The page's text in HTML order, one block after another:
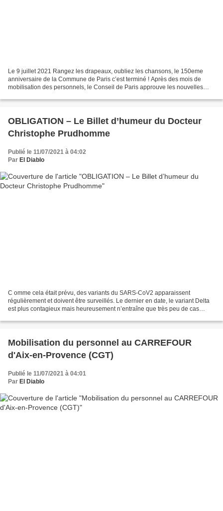
Le 9 juillet 2021 Rangez les drapeaux, oubliez les chansons, le 150eme
anniversaire de la Commune de Paris c’est terminé ! Après des mois de
mobilisation des personnels, le Conseil de Paris approuve les nouvelles
OBLIGATION – Le Billet d’humeur du Docteur
Christophe Prudhomme
Publié le 11/07/2021 à 04:02
Par El Diablo
C omme cela était prévu, des variants du SARS-CoV2 apparaissent
régulièrement et doivent être surveillés. Le dernier en date, le variant Delta
est plus contagieux mais heureusement n’entraîne que très peu de cas
Mobilisation du personnel au CARREFOUR
d'Aix-en-Provence (CGT)
Publié le 11/07/2021 à 04:01
Par El Diablo